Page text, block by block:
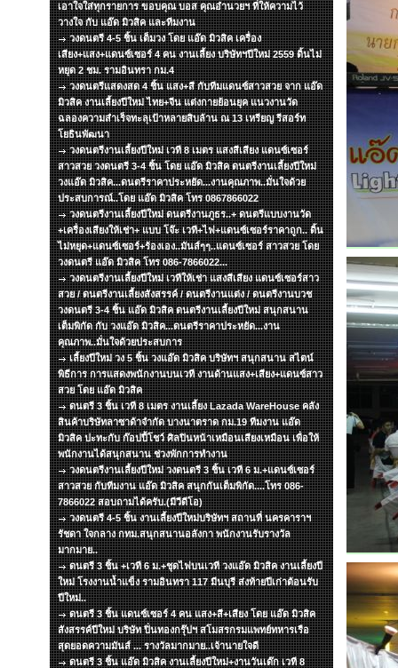
เอาใจใส่ทุกรายการ ขอบคุณ บอส คุณอำนวยฯ ที่ให้ความไว้
วางใจ กับ แอ๊ด มิวสิค และทีมงาน
วงดนตรี 4-5 ชิ้น เต็มวง โดย แอ๊ด มิวสิค เครื่อง
เสียง+แสง+แดนซ์เซอร์ 4 คน งานเลี้ยง บริษัทฯปีใหม่ 2559 ดิ้นไม่
หยุด 2 ชม. รามอินทรา กม.4
วงดนตรีแสดงสด 4 ชิ้น แสง+สี กับทีมแดนซ์สาวสวย จาก แอ๊ด
มิวสิค งานเลี้ยงปีใหม่ ไทย+จีน แต่งกายย้อนยุค แนวงานวัด
ฉลองความสำเร็จทะลุเป้าหลายสิบล้าน ณ 13 เหรียญ รีสอร์ท
โยธินพัฒนา
วงดนตรีงานเลี้ยงปีใหม่ เวที 8 เมตร แสงสีเสียง แดนซ์เซอร์
สาวสวย วงดนตรี 3-4 ชิ้น โดย แอ๊ด มิวสิค ดนตรีงานเลี้ยงปีใหม่
วงแอ๊ด มิวสิค...ดนตรีราคาประหยัด...งานคุณภาพ..มั่นใจด้วย
ประสบการณ์..โดย แอ๊ด มิวสิค โทร 0867866022
วงดนตรีงานเลี้ยงปีใหม่ ดนตรีงานภูธร..+ ดนตรีแบบงานวัด
+เครื่องเสียงให้เช่า+ แบบ โจ๊ะ เวที+ไฟ+แดนซ์เซอร์ราคาถูก.. ดิ้น
ไม่หยุด+แดนซ์เซอร์+ร้องเอง..มันส์ๆๆ..แดนซ์เซอร์ สาวสวย โดย
วงดนตรี แอ๊ด มิวสิค โทร 086-7866022...
วงดนตรีงานเลี้ยงปีใหม่ เวทีให้เช่า แสงสีเสียง แดนซ์เซอร์สาว
สวย / ดนตรีงานเลี้ยงสังสรรค์ / ดนตรีงานแต่ง / ดนตรีงานบวช
วงดนตรี 3-4 ชิ้น แอ๊ด มิวสิค ดนตรีงานเลี้ยงปีใหม่ สนุกสนาน
เต็มพิกัด กับ วงแอ๊ด มิวสิค...ดนตรีราคาประหยัด...งาน
คุณภาพ..มั่นใจด้วยประสบการ
เลี้ยงปีใหม่ วง 5 ชิ้น วงแอ๊ด มิวสิค บริษัทฯ สนุกสนาน สไตน์
พิธีการ การแสดงพนักงานบนเวที งานด้านแสง+เสียง+แดนซ์สาว
สวย โดย แอ๊ด มิวสิค
ดนตรี 3 ชิ้น เวที 8 เมตร งานเลี้ยง Lazada WareHouse คลัง
สินค้าบริษัทลาซาด้าจำกัด บางนาตราด กม.19 ทีมงาน แอ๊ด
มิวสิค ปะทะกับ ก๊อปปี้โชว์ ศิลปินหน้าเหมือนเสียงเหมือน เพื่อให้
พนักงานได้สนุกสนาน ช่วงพักการทำงาน
วงดนตรีงานเลี้ยงปีใหม่ วงดนตรี 3 ชิ้น เวที 6 ม.+แดนซ์เซอร์
สาวสวย กับทีมงาน แอ๊ด มิวสิค สนุกกันเต็มพิกัด....โทร 086-
7866022 สอบถามได้ครับ.(มีวีดีโอ)
วงดนตรี 4-5 ชิ้น งานเลี้ยงปีใหม่บริษัทฯ สถานที่ นครคาราฯ
รัชดา ใจกลาง กทม.สนุกสนานอลังกา พนักงานรับรางวัล
มากมาย..
ดนตรี 3 ชิ้น +เวที 6 ม.+ชุดไฟบนเวที วงแอ๊ด มิวสิค งานเลี้ยงปี
ใหม่ โรงงานน้ำแข็ง รามอินทรา 117 มีนบุรี ส่งท้ายปีเก่าต้อนรับ
ปีใหม่..
ดนตรี 3 ชิ้น แดนซ์เซอร์ 4 คน แสง+สี+เสียง โดย แอ๊ด มิวสิค
สังสรรค์ปีใหม่ บริษัท ปิ่นทองกรุ๊ปฯ สโมสรกรมแพทย์ทหารเรือ
สุดยอดความมันส์ ... รางวัลมากมาย..เจ้านายใจดี
ดนตรี 3 ชิ้น แอ๊ด มิวสิค งานเลี้ยงปีใหม่+งานวันเด๊ก เวที 8